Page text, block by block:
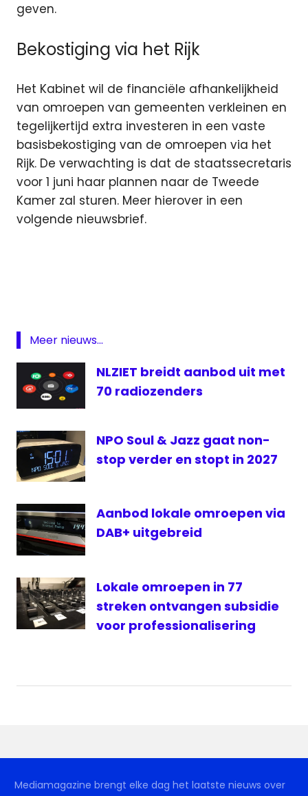
geven.
Bekostiging via het Rijk
Het Kabinet wil de financiële afhankelijkheid
van omroepen van gemeenten verkleinen en
tegelijkertijd extra investeren in een vaste
basisbekostiging van de omroepen via het
Rijk. De verwachting is dat de staatssecretaris
voor 1 juni haar plannen naar de Tweede
Kamer zal sturen. Meer hierover in een
volgende nieuwsbrief.
Meer nieuws...
NLZIET breidt aanbod uit met
70 radiozenders
NPO Soul & Jazz gaat non-
stop verder en stopt in 2027
Aanbod lokale omroepen via
DAB+ uitgebreid
Lokale omroepen in 77
streken ontvangen subsidie
voor professionalisering
Mediamagazine brengt elke dag het laatste nieuws over